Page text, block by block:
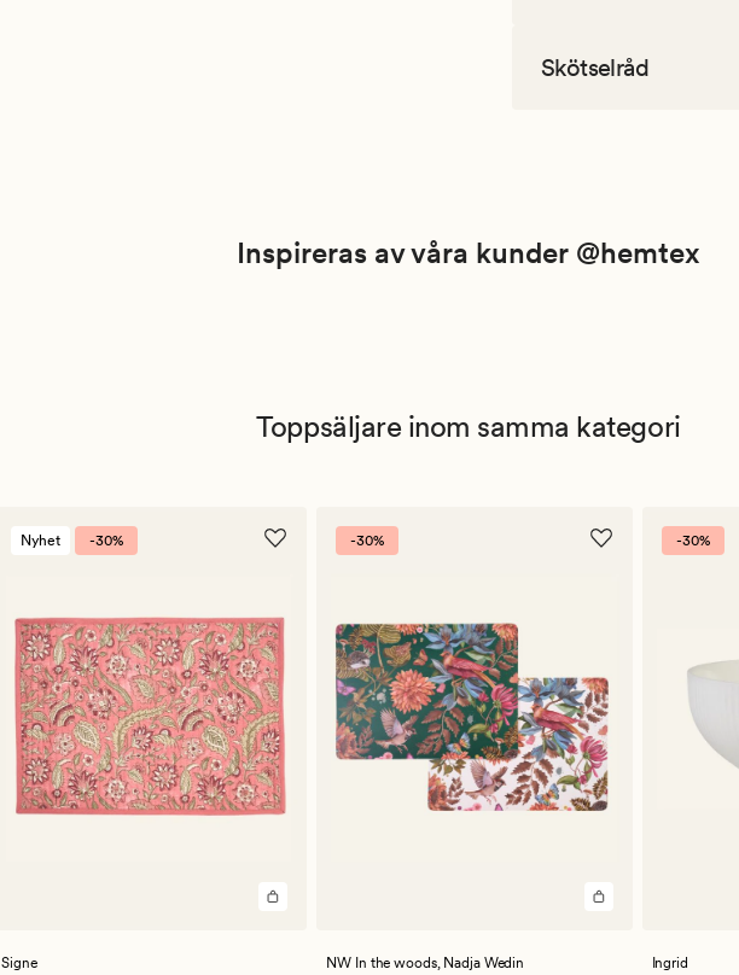
Skötselråd
Inspireras av våra kunder @hemtex
Toppsäljare inom samma kategori
Nyhet -30%
Signe
-30%
NW In the woods, Nadja Wedin
-30%
Ingrid